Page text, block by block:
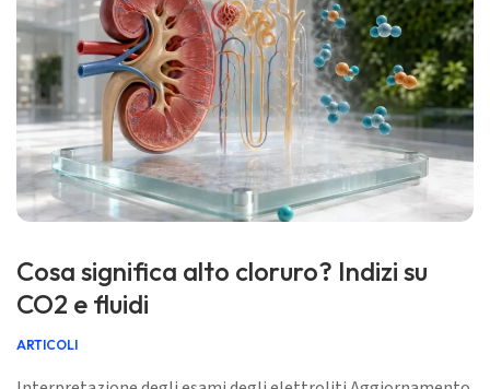
Cosa significa alto cloruro? Indizi su
CO2 e fluidi
ARTICOLI